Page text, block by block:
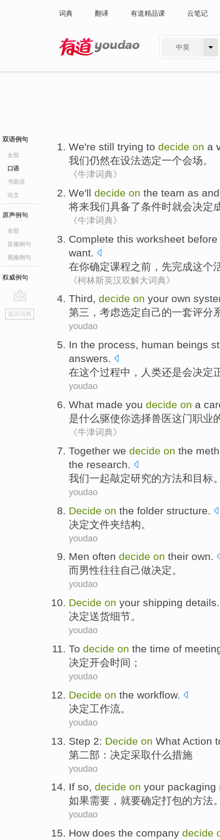
词典 翻译 有道精品课 云笔记
中英
双语例句
全部
口语
书面语
论文
原声例句
全部
音频例句
视频例句
权威例句
go
top
返回词典
We're still trying to decide on a
我们仍然在设法选定一个会场。
《牛津词典》
We'll decide on the team as
将来我们具备了条件时就会决定
《牛津词典》
Complete this worksheet before
want.
在你确定课程之前 ，先完成这个
《柯林斯英汉双解大词典》
Third, decide on your own
第三 ， 考虑选定 自己的一套评分
youdao
In the process, human beings
answers.
在这个过程中 ， 人类还是会决定
youdao
What made you decide on a
是什么驱使你选择兽医这门职业
《牛津词典》
Together we decide on the
the research.
我们一起敲定研究的方法和 目标
youdao
Decide on the folder structure
决定文件夹结构 。
youdao
Men often decide on their own.
而男性往往自己做决定。
youdao
Decide on your shipping details.
决定送货细节。
youdao
To decide on the time of
决定开会时间 ；
youdao
Decide on the workflow.
决定工作流。
youdao
Step 2: Decide on What Action
第二部： 决定采取什么措施
youdao
If so, decide on your packaging
如果需要 ，就要确定打包的方法
youdao
How does the company decide